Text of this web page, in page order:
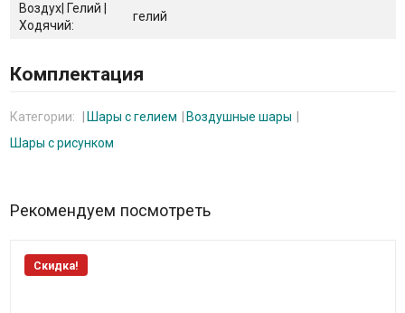
Воздух| Гелий |
Ходячий:
гелий
Комплектация
Категории: Шары с гелием
Воздушные шары
Шары с рисунком
Рекомендуем посмотреть
Скидка!